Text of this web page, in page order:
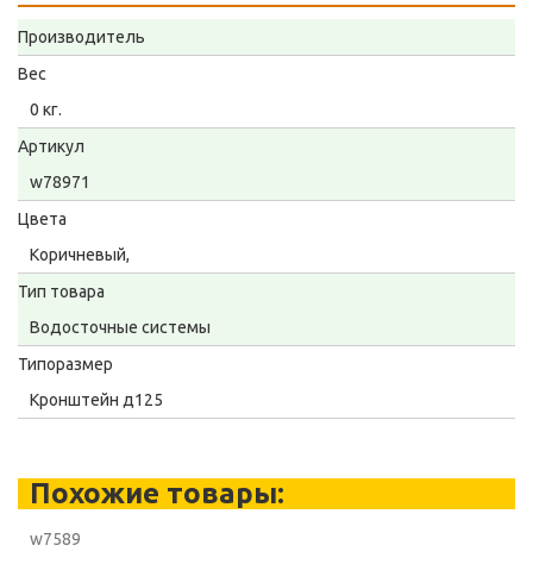
Производитель
Вес
0 кг.
Артикул
w78971
Цвета
Коричневый,
Тип товара
Водосточные системы
Типоразмер
Кронштейн д125
Похожие товары:
w7589